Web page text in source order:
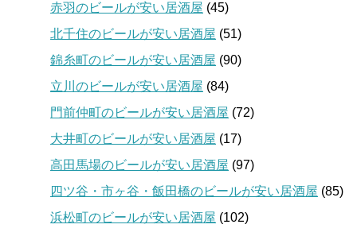
赤羽のビールが安い居酒屋 (45)
北千住のビールが安い居酒屋 (51)
錦糸町のビールが安い居酒屋 (90)
立川のビールが安い居酒屋 (84)
門前仲町のビールが安い居酒屋 (72)
大井町のビールが安い居酒屋 (17)
高田馬場のビールが安い居酒屋 (97)
四ツ谷・市ヶ谷・飯田橋のビールが安い居酒屋 (85)
浜松町のビールが安い居酒屋 (102)